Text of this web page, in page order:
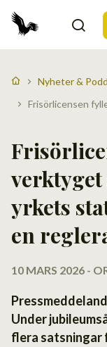
Nyheter & Podd
Frisörlicensen
verktyget
yrkets
en
10 MARS 2026 -
Under
flera